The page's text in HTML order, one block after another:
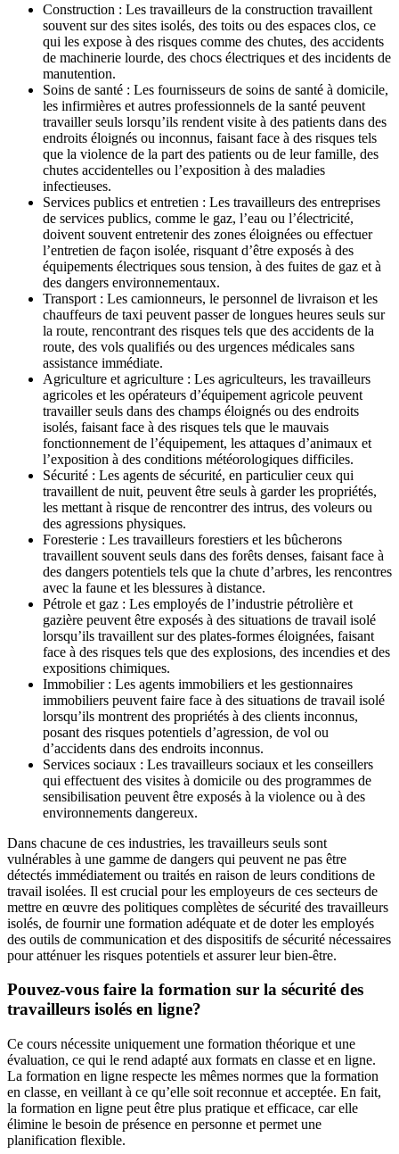
Construction : Les travailleurs de la construction travaillent
souvent sur des sites isolés, des toits ou des espaces clos, ce
qui les expose à des risques comme des chutes, des accidents
de machinerie lourde, des chocs électriques et des incidents de
manutention.
Soins de santé : Les fournisseurs de soins de santé à domicile,
les infirmières et autres professionnels de la santé peuvent
travailler seuls lorsqu’ils rendent visite à des patients dans des
endroits éloignés ou inconnus, faisant face à des risques tels
que la violence de la part des patients ou de leur famille, des
chutes accidentelles ou l’exposition à des maladies
infectieuses.
Services publics et entretien : Les travailleurs des entreprises
de services publics, comme le gaz, l’eau ou l’électricité,
doivent souvent entretenir des zones éloignées ou effectuer
l’entretien de façon isolée, risquant d’être exposés à des
équipements électriques sous tension, à des fuites de gaz et à
des dangers environnementaux.
Transport : Les camionneurs, le personnel de livraison et les
chauffeurs de taxi peuvent passer de longues heures seuls sur
la route, rencontrant des risques tels que des accidents de la
route, des vols qualifiés ou des urgences médicales sans
assistance immédiate.
Agriculture et agriculture : Les agriculteurs, les travailleurs
agricoles et les opérateurs d’équipement agricole peuvent
travailler seuls dans des champs éloignés ou des endroits
isolés, faisant face à des risques tels que le mauvais
fonctionnement de l’équipement, les attaques d’animaux et
l’exposition à des conditions météorologiques difficiles.
Sécurité : Les agents de sécurité, en particulier ceux qui
travaillent de nuit, peuvent être seuls à garder les propriétés,
les mettant à risque de rencontrer des intrus, des voleurs ou
des agressions physiques.
Foresterie : Les travailleurs forestiers et les bûcherons
travaillent souvent seuls dans des forêts denses, faisant face à
des dangers potentiels tels que la chute d’arbres, les rencontres
avec la faune et les blessures à distance.
Pétrole et gaz : Les employés de l’industrie pétrolière et
gazière peuvent être exposés à des situations de travail isolé
lorsqu’ils travaillent sur des plates-formes éloignées, faisant
face à des risques tels que des explosions, des incendies et des
expositions chimiques.
Immobilier : Les agents immobiliers et les gestionnaires
immobiliers peuvent faire face à des situations de travail isolé
lorsqu’ils montrent des propriétés à des clients inconnus,
posant des risques potentiels d’agression, de vol ou
d’accidents dans des endroits inconnus.
Services sociaux : Les travailleurs sociaux et les conseillers
qui effectuent des visites à domicile ou des programmes de
sensibilisation peuvent être exposés à la violence ou à des
environnements dangereux.
Dans chacune de ces industries, les travailleurs seuls sont
vulnérables à une gamme de dangers qui peuvent ne pas être
détectés immédiatement ou traités en raison de leurs conditions de
travail isolées. Il est crucial pour les employeurs de ces secteurs de
mettre en œuvre des politiques complètes de sécurité des travailleurs
isolés, de fournir une formation adéquate et de doter les employés
des outils de communication et des dispositifs de sécurité nécessaires
pour atténuer les risques potentiels et assurer leur bien-être.
Pouvez-vous faire la formation sur la sécurité des
travailleurs isolés en ligne?
Ce cours nécessite uniquement une formation théorique et une
évaluation, ce qui le rend adapté aux formats en classe et en ligne.
La formation en ligne respecte les mêmes normes que la formation
en classe, en veillant à ce qu’elle soit reconnue et acceptée. En fait,
la formation en ligne peut être plus pratique et efficace, car elle
élimine le besoin de présence en personne et permet une
planification flexible.